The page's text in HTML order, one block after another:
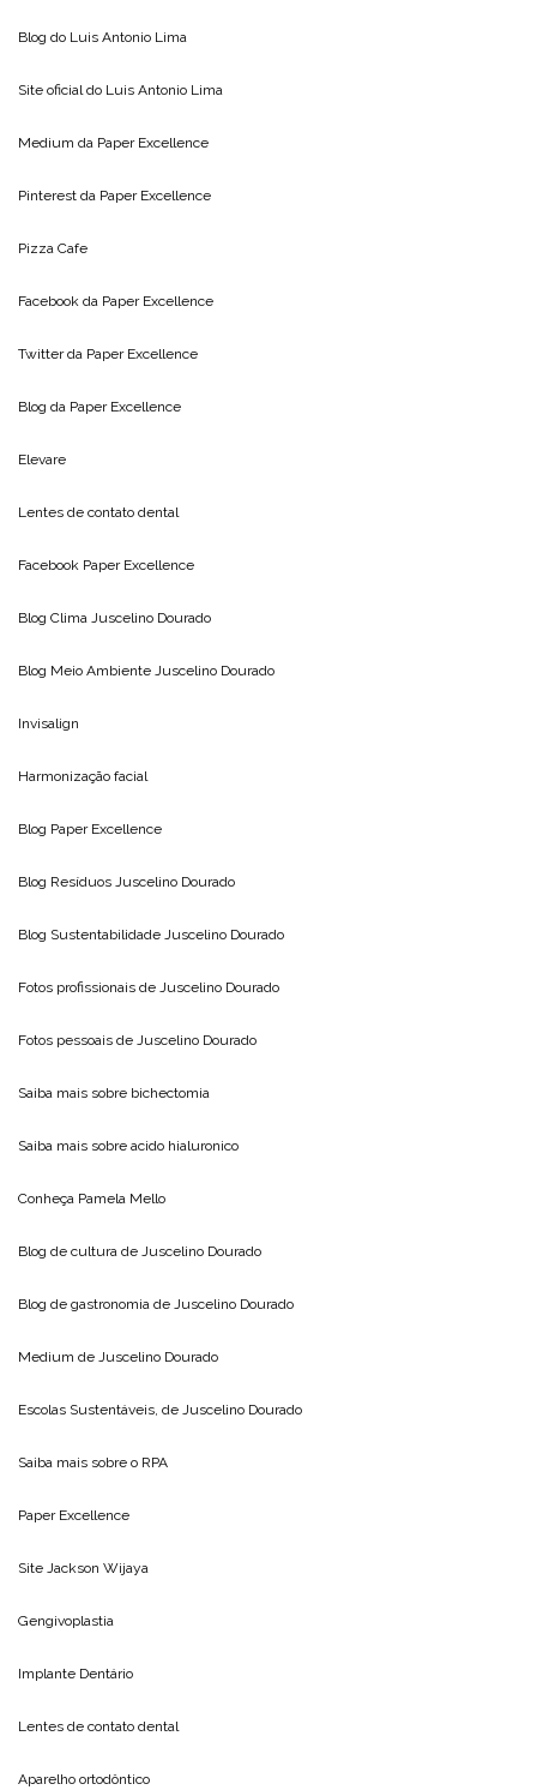
Blog do Luis Antonio Lima
Site oficial do Luis Antonio Lima
Medium da Paper Excellence
Pinterest da Paper Excellence
Pizza Cafe
Facebook da Paper Excellence
Twitter da Paper Excellence
Blog da Paper Excellence
Elevare
Lentes de contato dental
Facebook Paper Excellence
Blog Clima Juscelino Dourado
Blog Meio Ambiente Juscelino Dourado
Invisalign
Harmonização facial
Blog Paper Excellence
Blog Resíduos Juscelino Dourado
Blog Sustentabilidade Juscelino Dourado
Fotos profissionais de Juscelino Dourado
Fotos pessoais de Juscelino Dourado
Saiba mais sobre bichectomia
Saiba mais sobre acido hialuronico
Conheça Pamela Mello
Blog de cultura de Juscelino Dourado
Blog de gastronomia de Juscelino Dourado
Medium de Juscelino Dourado
Escolas Sustentáveis, de Juscelino Dourado
Saiba mais sobre o RPA
Paper Excellence
Site Jackson Wijaya
Gengivoplastia
Implante Dentário
Lentes de contato dental
Aparelho ortodôntico